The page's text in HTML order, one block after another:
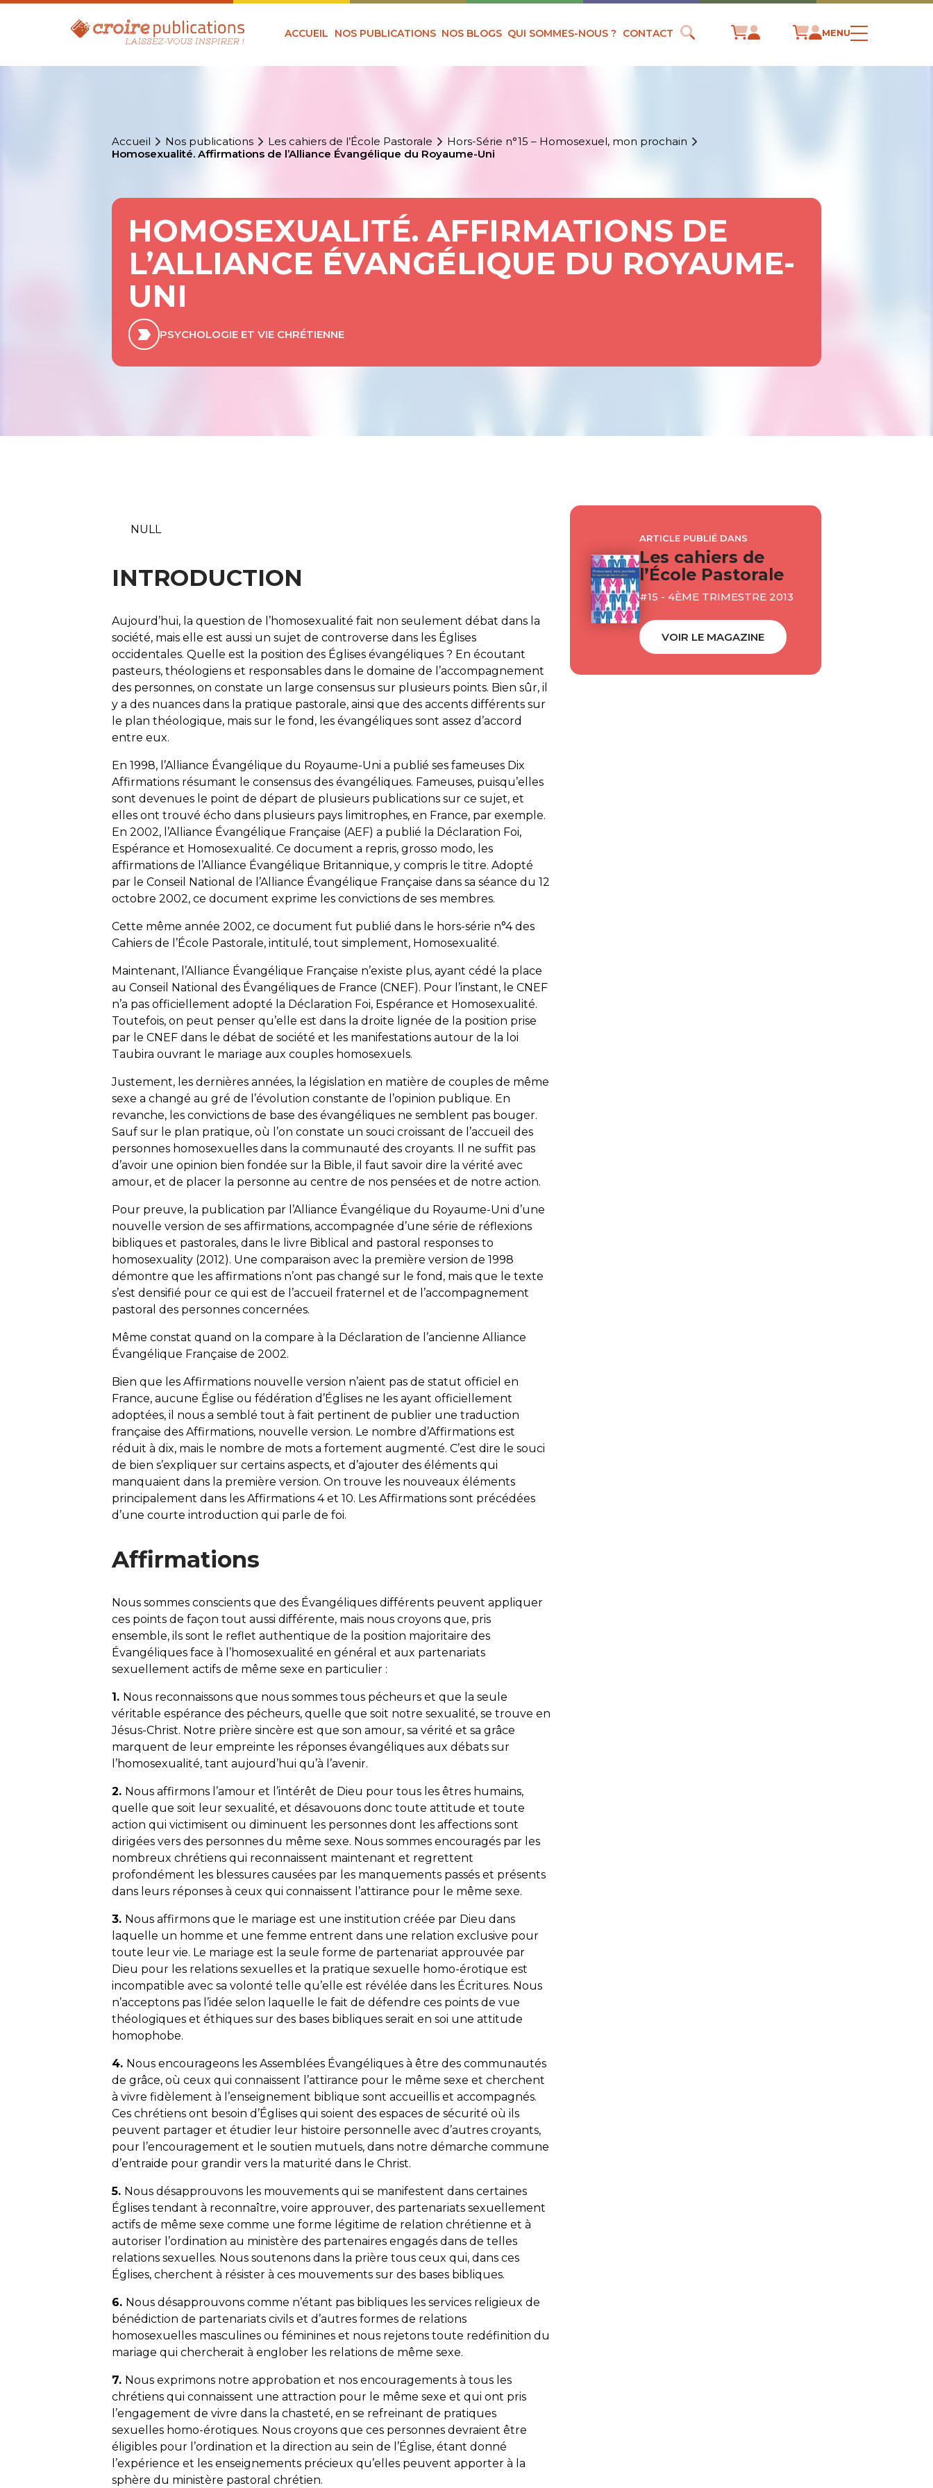
ACCUEIL NOS PUBLICATIONS NOS BLOGS QUI SOMMES-NOUS ? CONTACT MENU
Accueil Nos publications Les cahiers de l’École Pastorale
Hors-Série n°15 – Homosexuel, mon prochain
Homosexualité. Affirmations de l’Alliance Évangélique du Royaume-Uni
HOMOSEXUALITÉ. AFFIRMATIONS DE
L’ALLIANCE ÉVANGÉLIQUE DU ROYAUME-
UNI
PSYCHOLOGIE ET VIE CHRÉTIENNE
NULL
INTRODUCTION
Aujourd’hui, la question de l’homosexualité fait non seulement débat dans la
société, mais elle est aussi un sujet de controverse dans les Églises
occidentales. Quelle est la position des Églises évangéliques ? En écoutant
pasteurs, théologiens et responsables dans le domaine de l’accompagnement
des personnes, on constate un large consensus sur plusieurs points. Bien sûr, il
y a des nuances dans la pratique pastorale, ainsi que des accents différents sur
le plan théologique, mais sur le fond, les évangéliques sont assez d’accord
entre eux.
En 1998, l’Alliance Évangélique du Royaume-Uni a publié ses fameuses Dix
Affirmations résumant le consensus des évangéliques. Fameuses, puisqu’elles
sont devenues le point de départ de plusieurs publications sur ce sujet, et
elles ont trouvé écho dans plusieurs pays limitrophes, en France, par exemple.
En 2002, l’Alliance Évangélique Française (AEF) a publié la Déclaration Foi,
Espérance et Homosexualité. Ce document a repris, grosso modo, les
affirmations de l’Alliance Évangélique Britannique, y compris le titre. Adopté
par le Conseil National de l’Alliance Évangélique Française dans sa séance du 12
octobre 2002, ce document exprime les convictions de ses membres.
Cette même année 2002, ce document fut publié dans le hors-série n°4 des
Cahiers de l’École Pastorale, intitulé, tout simplement, Homosexualité.
Maintenant, l’Alliance Évangélique Française n’existe plus, ayant cédé la place
au Conseil National des Évangéliques de France (CNEF). Pour l’instant, le CNEF
n’a pas officiellement adopté la Déclaration Foi, Espérance et Homosexualité.
Toutefois, on peut penser qu’elle est dans la droite lignée de la position prise
par le CNEF dans le débat de société et les manifestations autour de la loi
Taubira ouvrant le mariage aux couples homosexuels.
Justement, les dernières années, la législation en matière de couples de même
sexe a changé au gré de l’évolution constante de l’opinion publique. En
revanche, les convictions de base des évangéliques ne semblent pas bouger.
Sauf sur le plan pratique, où l’on constate un souci croissant de l’accueil des
personnes homosexuelles dans la communauté des croyants. Il ne suffit pas
d’avoir une opinion bien fondée sur la Bible, il faut savoir dire la vérité avec
amour, et de placer la personne au centre de nos pensées et de notre action.
Pour preuve, la publication par l’Alliance Évangélique du Royaume-Uni d’une
nouvelle version de ses affirmations, accompagnée d’une série de réflexions
bibliques et pastorales, dans le livre Biblical and pastoral responses to
homosexuality (2012). Une comparaison avec la première version de 1998
démontre que les affirmations n’ont pas changé sur le fond, mais que le texte
s’est densifié pour ce qui est de l’accueil fraternel et de l’accompagnement
pastoral des personnes concernées.
Même constat quand on la compare à la Déclaration de l’ancienne Alliance
Évangélique Française de 2002.
Bien que lesAffirmations nouvelle version n’aient pas de statut officiel en
France, aucune Église ou fédération d’Églises ne les ayant officiellement
adoptées, il nous a semblé tout à fait pertinent de publier une traduction
française desAffirmations, nouvelle version. Le nombre d’Affirmations est
réduit à dix, mais le nombre de mots a fortement augmenté. C’est dire le souci
de bien s’expliquer sur certains aspects, et d’ajouter des éléments qui
manquaient dans la première version. On trouve les nouveaux éléments
principalement dans les Affirmations 4 et 10. Les Affirmations sont précédées
d’une courte introduction qui parle de foi.
Affirmations
Nous sommes conscients que des Évangéliques différents peuvent appliquer
ces points de façon tout aussi différente, mais nous croyons que, pris
ensemble, ils sont le reflet authentique de la position majoritaire des
Évangéliques face à l’homosexualité en général et aux partenariats
sexuellement actifs de même sexe en particulier :
1. Nous reconnaissons que nous sommes tous pécheurs et que la seule
véritable espérance des pécheurs, quelle que soit notre sexualité, se trouve en
Jésus-Christ. Notre prière sincère est que son amour, sa vérité et sa grâce
marquent de leur empreinte les réponses évangéliques aux débats sur
l’homosexualité, tant aujourd’hui qu’à l’avenir.
2. Nous affirmons l’amour et l’intérêt de Dieu pour tous les êtres humains,
quelle que soit leur sexualité, et désavouons donc toute attitude et toute
action qui victimisent ou diminuent les personnes dont les affections sont
dirigées vers des personnes du même sexe. Nous sommes encouragés par les
nombreux chrétiens qui reconnaissent maintenant et regrettent
profondément les blessures causées par les manquements passés et présents
dans leurs réponses à ceux qui connaissent l’attirance pour le même sexe.
3. Nous affirmons que le mariage est une institution créée par Dieu dans
laquelle un homme et une femme entrent dans une relation exclusive pour
toute leur vie. Le mariage est la seule forme de partenariat approuvée par
Dieu pour les relations sexuelles et la pratique sexuelle homo-érotique est
incompatible avec sa volonté telle qu’elle est révélée dans les Écritures. Nous
n’acceptons pas l’idée selon laquelle le fait de défendre ces points de vue
théologiques et éthiques sur des bases bibliques serait en soi une attitude
homophobe.
4. Nous encourageons les Assemblées Évangéliques à être des communautés
de grâce, où ceux qui connaissent l’attirance pour le même sexe et cherchent
à vivre fidèlement à l’enseignement biblique sont accueillis et accompagnés.
Ces chrétiens ont besoin d’Églises qui soient des espaces de sécurité où ils
peuvent partager et étudier leur histoire personnelle avec d’autres croyants,
pour l’encouragement et le soutien mutuels, dans notre démarche commune
d’entraide pour grandir vers la maturité dans le Christ.
5. Nous désapprouvons les mouvements qui se manifestent dans certaines
Églises tendant à reconnaître, voire approuver, des partenariats sexuellement
actifs de même sexe comme une forme légitime de relation chrétienne et à
autoriser l’ordination au ministère des partenaires engagés dans de telles
relations sexuelles. Nous soutenons dans la prière tous ceux qui, dans ces
Églises, cherchent à résister à ces mouvements sur des bases bibliques.
6. Nous désapprouvons comme n’étant pas bibliques les services religieux de
bénédiction de partenariats civils et d’autres formes de relations
homosexuelles masculines ou féminines et nous rejetons toute redéfinition du
mariage qui chercherait à englober les relations de même sexe.
7. Nous exprimons notre approbation et nos encouragements à tous les
chrétiens qui connaissent une attraction pour le même sexe et qui ont pris
l’engagement de vivre dans la chasteté, en se refreinant de pratiques
sexuelles homo-érotiques. Nous croyons que ces personnes devraient être
éligibles pour l’ordination et la direction au sein de l’Église, étant donné
l’expérience et les enseignements précieux qu’elles peuvent apporter à la
sphère du ministère pastoral chrétien.
ARTICLE PUBLIÉ DANS
Les cahiers de
l’École Pastorale
#15 - 4ÈME TRIMESTRE 2013
VOIR LE MAGAZINE